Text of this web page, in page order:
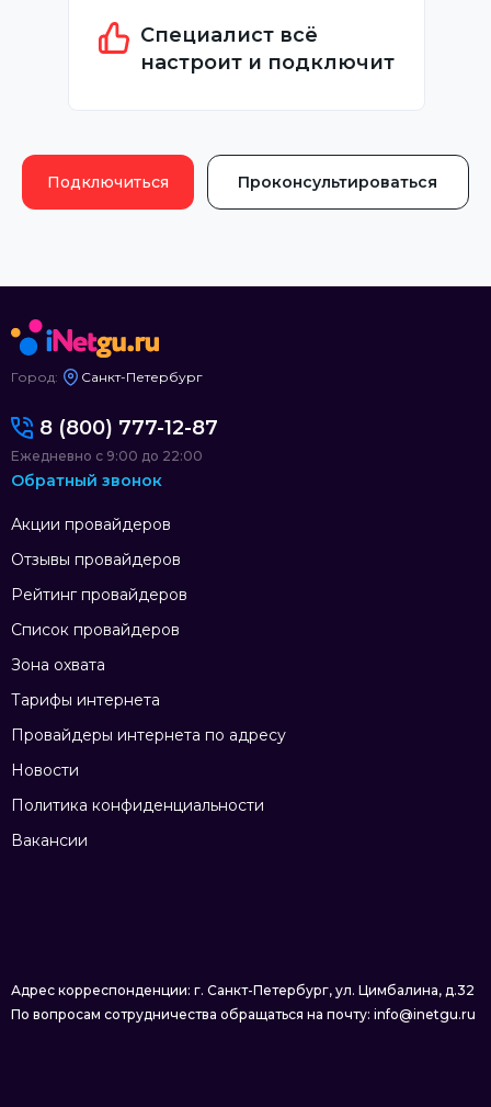
Специалист всё
настроит и подключит
Подключиться Проконсультироваться
Город: Санкт-Петербург
Акции провайдеров
Отзывы провайдеров
Рейтинг провайдеров
Список провайдеров
Зона охвата
Тарифы интернета
Провайдеры интернета по адресу
Новости
Политика конфиденциальности
Вакансии
8 (800) 777-12-87
Ежедневно с 9:00 до 22:00
Обратный звонок
Адрес корреспонденции: г. Санкт-Петербург, ул. Цимбалина, д.32
По вопросам сотрудничества обращаться на почту: info@inetgu.ru